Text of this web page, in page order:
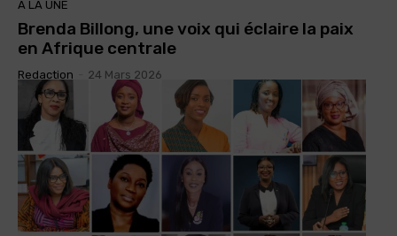
A LA UNE
Brenda Billong, une voix qui éclaire la paix
en Afrique centrale
Redaction 24 Mars 2026